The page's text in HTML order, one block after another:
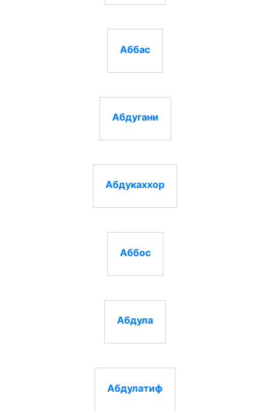
Аббас
Абдугани
Абдукаххор
Аббос
Абдула
Абдулатиф